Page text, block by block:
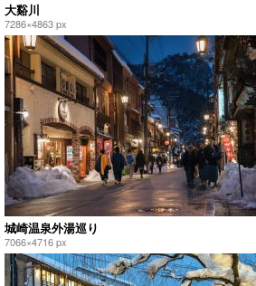
大谿川
7286×4863 px
城崎温泉外湯巡り
7066×4716 px